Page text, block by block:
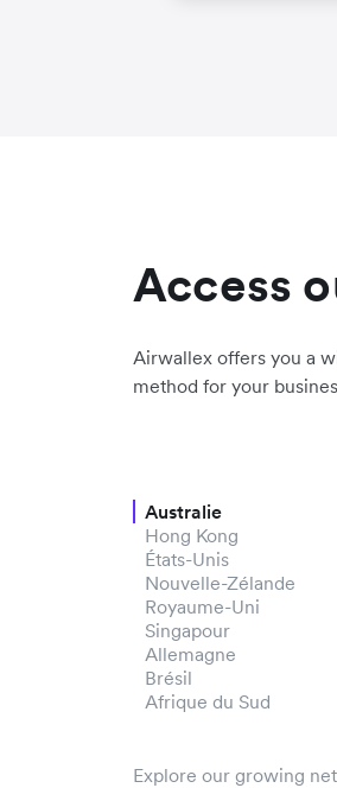
Access
Airwallex offers you a
method for your
Australie
Hong Kong
États-Unis
Nouvelle-Zélande
Royaume-Uni
Singapour
Allemagne
Brésil
Afrique du Sud
Explore our growing